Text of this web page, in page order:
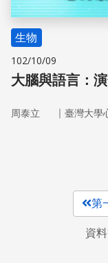
生物
102/10/09
大腦與語言：
周泰立 ｜ 臺灣大學
第
資